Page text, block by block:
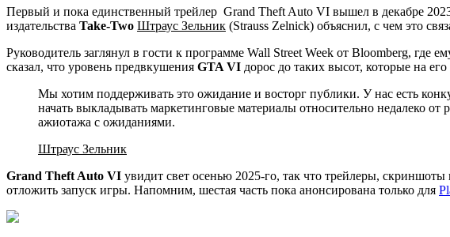
Первый и пока единственный трейлер Grand Theft Auto VI вышел в декабре
издательства Take-Two Штраус Зельник (Strauss Zelnick) объяснил, с чем это
Руководитель заглянул в гости к программе Wall Street Week от Bloomberg, где
сказал, что уровень предвкушения GTA VI дорос до таких высот, которые на
Мы хотим поддерживать это ожидание и восторг публики. У нас есть
начать выкладывать маркетинговые материалы относительно недалеко
ажиотажа с ожиданиями.
Штраус Зельник
Grand Theft Auto VI увидит свет осенью 2025-го, так что трейлеры,
отложить запуск игры. Напомним, шестая часть пока анонсирована только для